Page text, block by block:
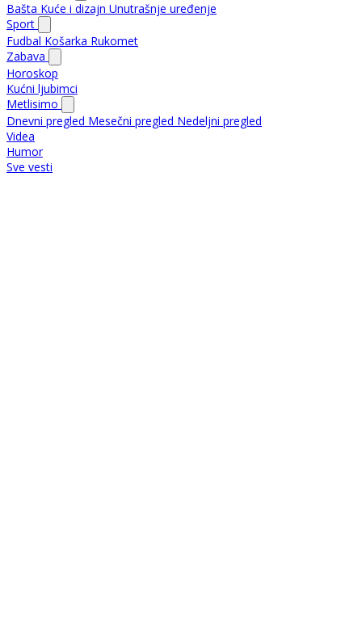
Bašta Kuće i dizajn Unutrašnje uređenje
Sport
Fudbal Košarka Rukomet
Zabava
Horoskop
Kućni ljubimci
Metlisimo
Dnevni pregled Mesečni pregled Nedeljni pregled
Videa
Humor
Sve vesti